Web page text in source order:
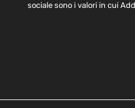
sociale sono i valori in cui